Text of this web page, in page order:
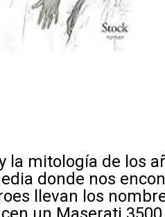
la mitología de los
donde nos
llevan los